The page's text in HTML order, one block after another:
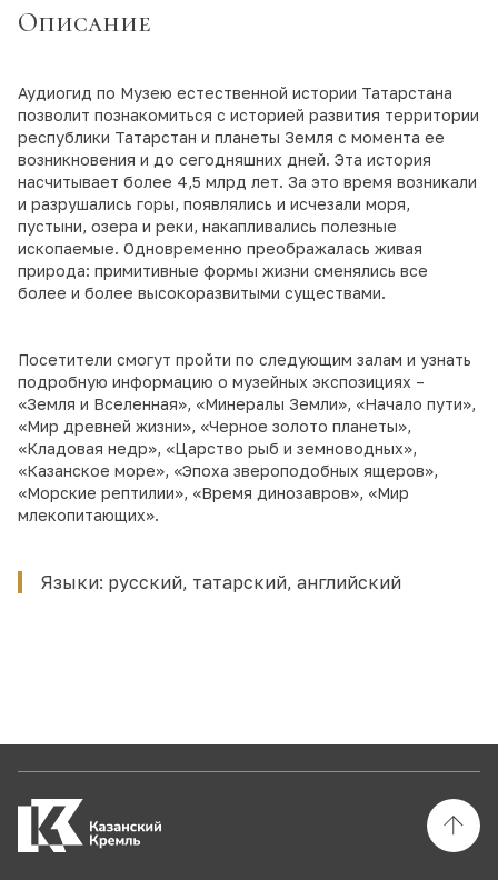
Описание
Аудиогид по Музею естественной истории Татарстана
позволит познакомиться с историей развития территории
республики Татарстан и планеты Земля с момента ее
возникновения и до сегодняшних дней. Эта история
насчитывает более 4,5 млрд лет. За это время возникали
и разрушались горы, появлялись и исчезали моря,
пустыни, озера и реки, накапливались полезные
ископаемые. Одновременно преображалась живая
природа: примитивные формы жизни сменялись все
более и более высокоразвитыми существами.
Посетители смогут пройти по следующим залам и узнать
подробную информацию о музейных экспозициях –
«Земля и Вселенная», «Минералы Земли», «Начало пути»,
«Мир древней жизни», «Черное золото планеты»,
«Кладовая недр», «Царство рыб и земноводных»,
«Казанское море», «Эпоха звероподобных ящеров»,
«Морские рептилии», «Время динозавров», «Мир
млекопитающих».
Языки: русский, татарский, английский